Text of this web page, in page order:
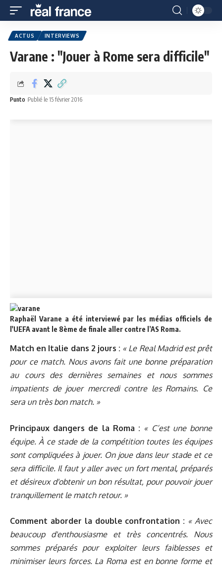
ACTUS INTERVIEWS
Varane : "Jouer à Rome sera difficile"
Punto Publié le 15 février 2016
Raphaël Varane a été interviewé par les médias officiels de
l'UEFA avant le 8ème de finale aller contre l’AS Roma.
Match en Italie dans 2 jours : « Le Real Madrid est prêt
pour ce match. Nous avons fait une bonne préparation
au cours des dernières semaines et nous sommes
impatients de jouer mercredi contre les Romains. Ce
sera un très bon match. »
Principaux dangers de la Roma : « C’est une bonne
équipe. À ce stade de la compétition toutes les équipes
sont compliquées à jouer. On joue dans leur stade et ce
sera difficile. Il faut y aller avec un fort mental, préparés
et désireux d'obtenir un bon résultat, pour pouvoir jouer
tranquillement le match retour. »
Comment aborder la double confrontation : « Avec
beaucoup d'enthousiasme et très concentrés. Nous
sommes préparés pour exploiter leurs faiblesses et
minimiser leurs forces. La Roma est en bonne forme et